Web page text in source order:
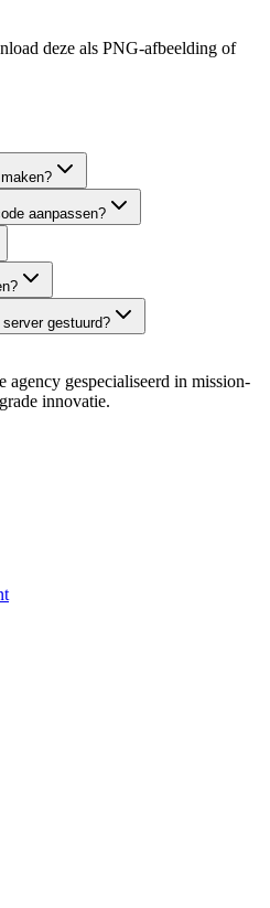
deze als PNG-afbeelding of
aanpassen?
gestuurd?
agency gespecialiseerd in mission-
innovatie.